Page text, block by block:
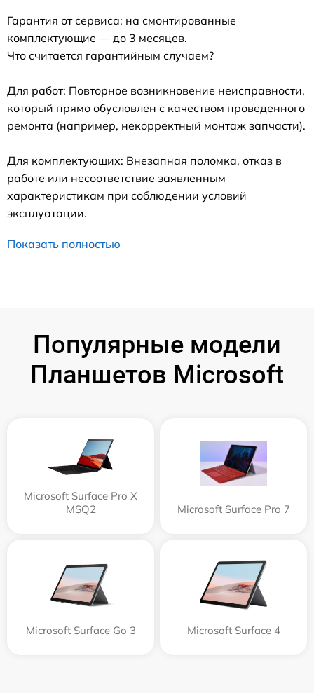
Гарантия от сервиса: на смонтированные
комплектующие — до 3 месяцев.
Что считается гарантийным случаем?
Для работ: Повторное возникновение неисправности,
который прямо обусловлен с качеством проведенного
ремонта (например, некорректный монтаж запчасти).
Для комплектующих: Внезапная поломка, отказ в
работе или несоответствие заявленным
характеристикам при соблюдении условий
эксплуатации.
Показать полностью
Популярные модели
Планшетов Microsoft
Microsoft Surface Pro X
MSQ2
Microsoft Surface Pro 7
Microsoft Surface Go 3 Microsoft Surface 4